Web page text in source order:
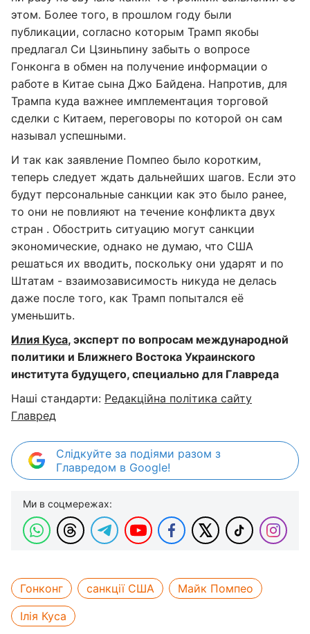
этом. Более того, в прошлом году были
публикации, согласно которым Трамп якобы
предлагал Си Цзиньпину забыть о вопросе
Гонконга в обмен на получение информации о
работе в Китае сына Джо Байдена. Напротив, для
Трампа куда важнее имплементация торговой
сделки с Китаем, переговоры по которой он сам
называл успешными.
И так как заявление Помпео было коротким,
теперь следует ждать дальнейших шагов. Если это
будут персональные санкции как это было ранее,
то они не повлияют на течение конфликта двух
стран . Обострить ситуацию могут санкции
экономические, однако не думаю, что США
решаться их вводить, поскольку они ударят и по
Штатам - взаимозависимость никуда не делась
даже после того, как Трамп попытался её
уменьшить.
Илия Куса, эксперт по вопросам международной
политики и Ближнего Востока Украинского
института будущего, специально для Главреда
Наші стандарти: Редакційна політика сайту
Главред
Слідкуйте за подіями разом з
Главредом в Google!
Ми в соцмережах:
Гонконг санкції США
Майк Помпео
Ілія Куса